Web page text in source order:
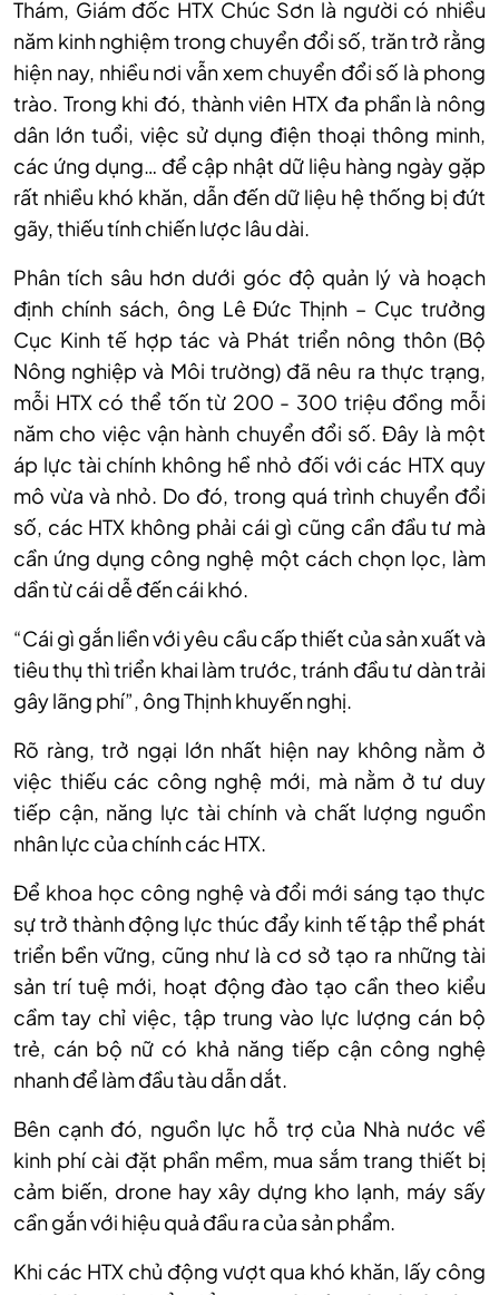
Thám, Giám đốc HTX Chúc Sơn là người có nhiều
năm kinh nghiệm trong chuyển đổi số, trăn trở rằng
hiện nay, nhiều nơi vẫn xem chuyển đổi số là phong
trào. Trong khi đó, thành viên HTX đa phần là nông
dân lớn tuổi, việc sử dụng điện thoại thông minh,
các ứng dụng… để cập nhật dữ liệu hàng ngày gặp
rất nhiều khó khăn, dẫn đến dữ liệu hệ thống bị đứt
gãy, thiếu tính chiến lược lâu dài.
Phân tích sâu hơn dưới góc độ quản lý và hoạch
định chính sách, ông Lê Đức Thịnh – Cục trưởng
Cục Kinh tế hợp tác và Phát triển nông thôn (Bộ
Nông nghiệp và Môi trường) đã nêu ra thực trạng,
mỗi HTX có thể tốn từ 200 - 300 triệu đồng mỗi
năm cho việc vận hành chuyển đổi số. Đây là một
áp lực tài chính không hề nhỏ đối với các HTX quy
mô vừa và nhỏ. Do đó, trong quá trình chuyển đổi
số, các HTX không phải cái gì cũng cần đầu tư mà
cần ứng dụng công nghệ một cách chọn lọc, làm
dần từ cái dễ đến cái khó.
“Cái gì gắn liền với yêu cầu cấp thiết của sản xuất và
tiêu thụ thì triển khai làm trước, tránh đầu tư dàn trải
gây lãng phí”, ông Thịnh khuyến nghị.
Rõ ràng, trở ngại lớn nhất hiện nay không nằm ở
việc thiếu các công nghệ mới, mà nằm ở tư duy
tiếp cận, năng lực tài chính và chất lượng nguồn
nhân lực của chính các HTX.
Để khoa học công nghệ và đổi mới sáng tạo thực
sự trở thành động lực thúc đẩy kinh tế tập thể phát
triển bền vững, cũng như là cơ sở tạo ra những tài
sản trí tuệ mới, hoạt động đào tạo cần theo kiểu
cầm tay chỉ việc, tập trung vào lực lượng cán bộ
trẻ, cán bộ nữ có khả năng tiếp cận công nghệ
nhanh để làm đầu tàu dẫn dắt.
Bên cạnh đó, nguồn lực hỗ trợ của Nhà nước về
kinh phí cài đặt phần mềm, mua sắm trang thiết bị
cảm biến, drone hay xây dựng kho lạnh, máy sấy
cần gắn với hiệu quả đầu ra của sản phẩm.
Khi các HTX chủ động vượt qua khó khăn, lấy công